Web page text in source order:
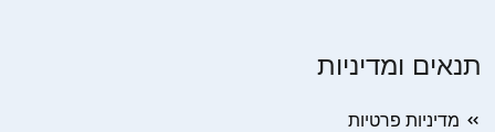
תנאים ומדיניות
מדיניות פרטיות